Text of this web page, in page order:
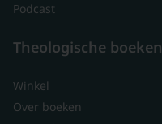
Podcast
Theologische boeken
Winkel
Over boeken